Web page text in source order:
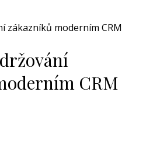
zákazníků moderním CRM
CRM